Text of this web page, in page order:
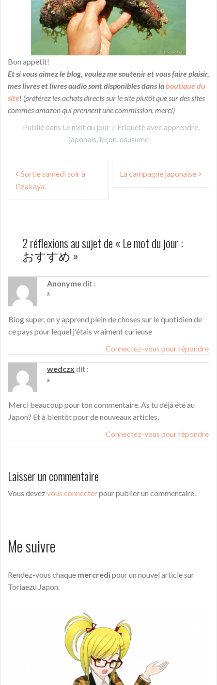
Bon appétit!
Et si vous aimez le blog, voulez me soutenir et vous faire plaisir,
mes livres et livres audio sont disponibles dans laboutique du
site! (préférez les achats directs sur le site plutôt que sur des sites
commes amazon qui prennent une commission, merci)
Publié dans Le mot du jour Étiqueté avec apprendre,
japonais, leçon, osusume
Navigation
de Sortie samedi soir à
l’izakaya.
La campagne japonaise
2 réflexions au sujet de « Le mot du jour :
おすすめ »
Anonymedit :
à
Blog super, on y apprend plein de choses sur le quotidien de
ce pays pour lequel j'étais vraiment curieuse
Connectez-vous pour répondre
wedczx dit :
à
Merci beaucoup pour ton commentaire. As tu déjà été au
Japon? Et à bientôt pour de nouveaux articles.
Connectez-vous pour répondre
Laisser un commentaire
Vous devez vous connecterpour publier un commentaire.
Me suivre
Rendez-vous chaque mercredipour un nouvel article sur
Toriaezu Japon.